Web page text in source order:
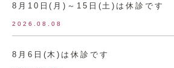
8月10日(月)～15日(土)は休診です
2026.08.08
8月6日(木)は休診です